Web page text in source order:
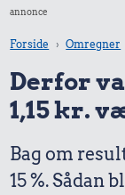
annonce
Forside Omregner
Derfor
1,15 kr.
Bag om
15 %. Sådan